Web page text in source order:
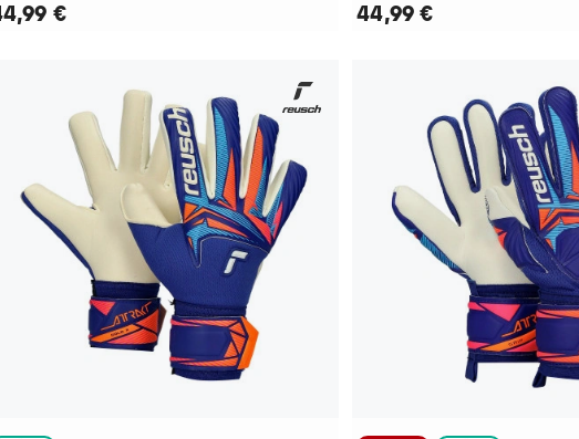
€ 44,99 €